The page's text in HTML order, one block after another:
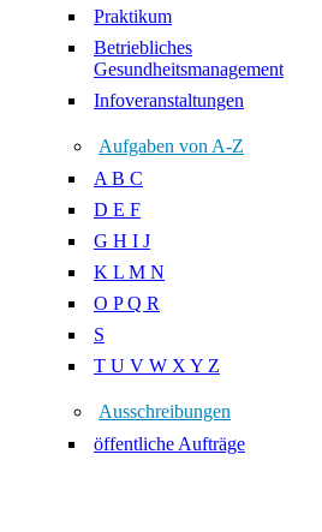
Praktikum
Betriebliches
Gesundheitsmanagement
Infoveranstaltungen
Aufgaben von A-Z
A B C
D E F
G H I J
K L M N
O P Q R
S
T U V W X Y Z
Ausschreibungen
öffentliche Aufträge